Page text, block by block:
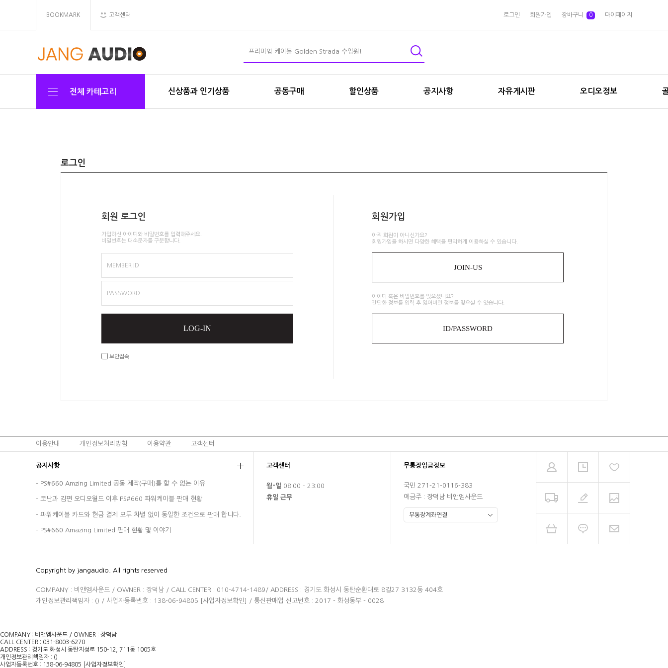
BOOKMARK 고객센터 로그인 회원가입 장바구니 0 마이페이지
전체 카테고리 신상품과 인기상품 공동구매 할인상품 공지사항 자유게시판 오디오정보
로그인
회원 로그인
가입하신 아이디와 비밀번호를 입력해주세요.
비밀번호는 대소문자를 구분합니다.
MEMBER ID
PASSWORD
LOG-IN
보안접속
회원가입
아직 회원이 아니신가요?
회원가입을 하시면 다양한 혜택을 편리하게 이용하실 수 있습니다.
JOIN-US
아이디 혹은 비밀번호를 잊으셨나요?
간단한 정보를 입력 후 잃어버린 정보를 찾으실 수 있습니다.
ID/PASSWORD
이용안내 개인정보처리방침 이용약관 고객센터
공지사항
- PS#660 Amzing Limited 공동 제작(구매)를 할 수 없는 이유
- 코난과 김편 오디오월드 이후 PS#660 파워케이블 판매 현황
- 파워케이블 카드와 현금 결제 모두 차별 없이 동일한 조건으로 판매 합니다.
- PS#660 Amazing Limited 판매 현황 및 이야기
고객센터
월-일 08:00 - 23:00
휴일 근무
무통장입금정보
국민 271-21-0116-383
예금주 : 장덕남 비앤엠사운드
Copyright by jangaudio. All rights reserved
COMPANY : 비앤엠사운드 / OWNER : 장덕남 / CALL CENTER : 010-4714-1489/ ADDRESS : 경기도 화성시 동탄순환대로 8길27 3132동 404호
개인정보관리책임자 : () / 사업자등록번호 : 138-06-94805 [사업자정보확인] / 통신판매업 신고번호 : 2017 - 화성동부 - 0028
COMPANY : 비앤엠사운드 / OWNER : 장덕남
CALL CENTER : 031-8003-6270
ADDRESS : 경기도 화성시 동탄지성로 150-12, 711동 1005호
개인정보관리책임자 : ()
사업자등록번호 : 138-06-94805
[사업자정보확인]